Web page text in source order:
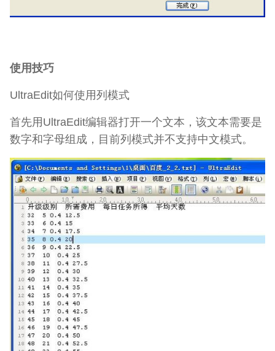
使用技巧
UltraEdit如何使用列模式
首先用UltraEdit编辑器打开一个文本，该文本需要是
数字和字母组成，目前列模式并不支持中文模式。